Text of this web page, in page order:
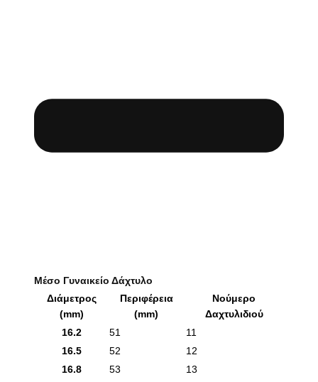
Μέσο Γυναικείο Δάχτυλο
Διάμετρος
(mm)
Περιφέρεια
(mm)
Νούμερο
Δαχτυλιδιού
16.2
51
11
16.5
52
12
16.8
53
13